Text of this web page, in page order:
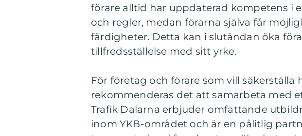
förare alltid har uppdaterad kompetens i
och regler, medan förarna själva får
färdigheter. Detta kan i slutändan öka
tillfredsställelse med sitt yrke.
För företag och förare som vill säkerställa
rekommenderas det att samarbeta med
Trafik Dalarna erbjuder omfattande
inom YKB-området och är en pålitlig